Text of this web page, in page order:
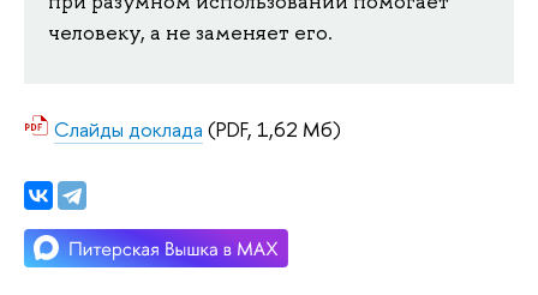
человеку, а не заменяет его.
Слайды доклада (PDF, 1,62 Мб)